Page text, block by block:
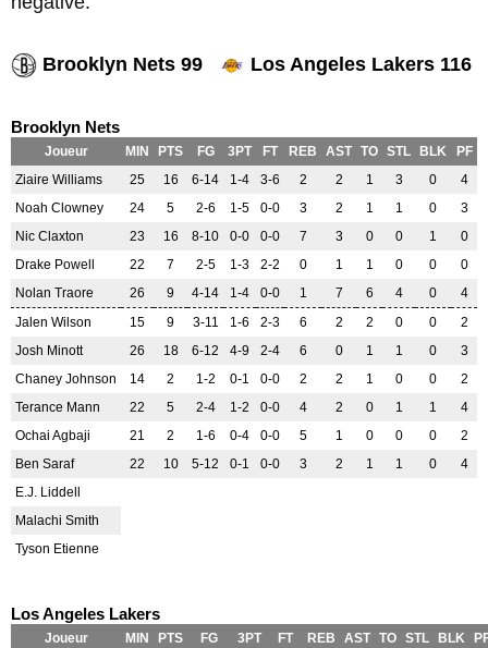
Brooklyn Nets 99 Los Angeles Lakers 116
Brooklyn Nets
Joueur MIN PTS FG 3PT FT REB AST TO STL BLK
PF
Ziaire Williams
25 16 6-14 1-4 3-6 2 2 1 3 0
4
Noah Clowney
24 5 2-6 1-5 0-0 3 2 1 1 0
3
Nic Claxton
23 16 8-10 0-0 0-0 7 3 0 0 1
0
Drake Powell
22 7 2-5 1-3 2-2 0 1 1 0 0
0
Nolan Traore
26 9 4-14 1-4 0-0 1 7 6 4 0
4
Jalen Wilson
15 9 3-11 1-6 2-3 6 2 2 0 0
2
Josh Minott
26 18 6-12 4-9 2-4 6 0 1 1 0
3
Chaney Johnson
14 2 1-2 0-1 0-0 2 2 1 0 0
2
Terance Mann
22 5 2-4 1-2 0-0 4 2 0 1 1
4
Ochai Agbaji
21 2 1-6 0-4 0-0 5 1 0 0 0
2
Ben Saraf
22 10 5-12 0-1 0-0 3 2 1 1 0
4
E.J. Liddell
Malachi Smith
Tyson Etienne
Los Angeles Lakers
Joueur MIN PTS FG 3PT FT REB AST TO STL BLK